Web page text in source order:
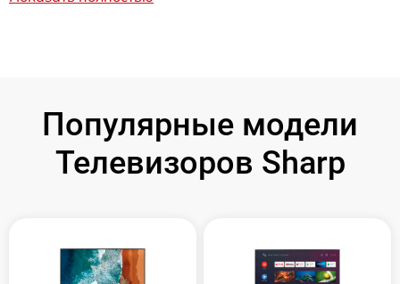
Популярные модели
Телевизоров Sharp